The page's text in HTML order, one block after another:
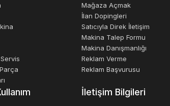
Mağaza Açmak
İlan Dopingleri
Satıcıyla Direk İletişim
Makina Talep Formu
Makina Danışmanlığı
Reklam Verme
Reklam Başvurusu
İletişim Bilgileri